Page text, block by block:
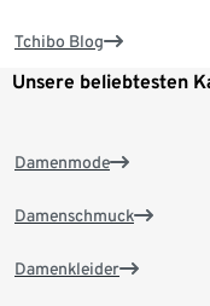
Tchibo Blog
Unsere beliebtesten
Damenmode
Damenschmuck
Damenkleider